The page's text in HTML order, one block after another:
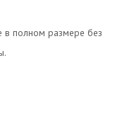
в полном размере без